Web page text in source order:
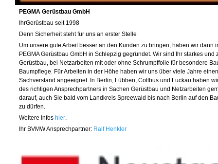
PEGMA Gerüstbau GmbH
IhrGerüstbau seit 1998
Denn Sicherheit steht für uns an erster Stelle
Um unsere gute Arbeit besser an den Kunden zu bringen, haben wir dann
PEGMA Gerüstbau GmbH in Schlepzig gegründet. Wir sind Ihr starkes und
Gerüstbau, bei Netzarbeiten mit oder ohne Schrumpffolie für besondere
Baumpflege. Für Arbeiten in der Höhe haben wir uns über viele Jahre
Sachverstand angeeignet. In Berlin, Lübben, Cottbus und Luckau haben
des richtigen Ansprechpartners in Sachen Gerüstbau und Netzarbeiten
darauf, auch Sie bald vom Landkreis Spreewald bis nach Berlin auf den
zu dürfen.
Weitere Infos h ier.
Ihr BVMW Ansprechpartner: Ralf Henkler